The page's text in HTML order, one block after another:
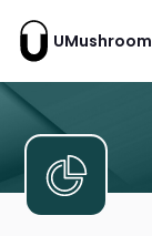
UMushroom